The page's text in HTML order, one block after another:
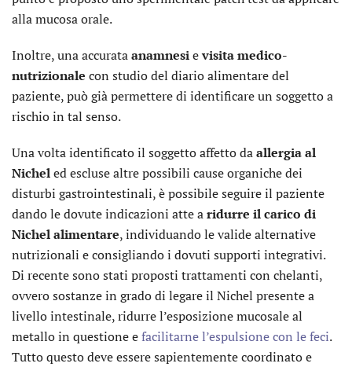
alla mucosa orale.
Inoltre, una accurataanamnesievisita medico-
nutrizionale con studio del diario alimentare del
paziente, può già permettere di identificare un soggetto a
rischio in tal senso.
Una volta identificato il soggetto affetto daallergia al
Nicheled escluse altre possibili cause organiche dei
disturbi gastrointestinali, è possibile seguire il paziente
dando le dovute indicazioni atte aridurre il carico di
Nichel alimentare, individuando le valide alternative
nutrizionali e consigliando i dovuti supporti integrativi.
Di recente sono stati proposti trattamenti con chelanti,
ovvero sostanze in grado di legare il Nichel presente a
livello intestinale, ridurre l’esposizione mucosale al
metallo in questione efacilitarne l’espulsione con le feci.
Tutto questo deve essere sapientemente coordinato e